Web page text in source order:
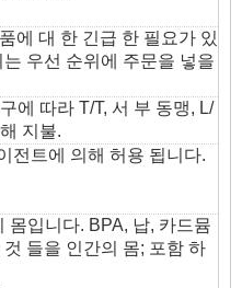
에 대 한 긴급 한 필요가 있
우선 순위에 주문을 넣을
에 따라 T/T, 서 부 동맹, L/
지불.
전트에 의해 허용 됩니다.
몸입니다. BPA, 납, 카드뮴
들을 인간의 몸; 포함 하